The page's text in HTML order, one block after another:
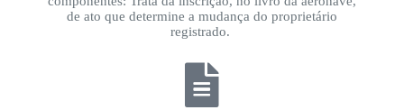
de ato que determine a mudança do proprietário
registrado.